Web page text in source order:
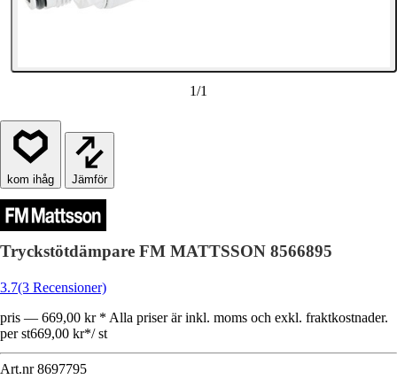
1/1
Jämför
Tryckstötdämpare FM MATTSSON 8566895
3.7(3 Recensioner)
pris — 669,00 kr * Alla priser är inkl. moms och exkl. fraktkostnader.
per st669,00 kr*/ st
Art.nr 8697795